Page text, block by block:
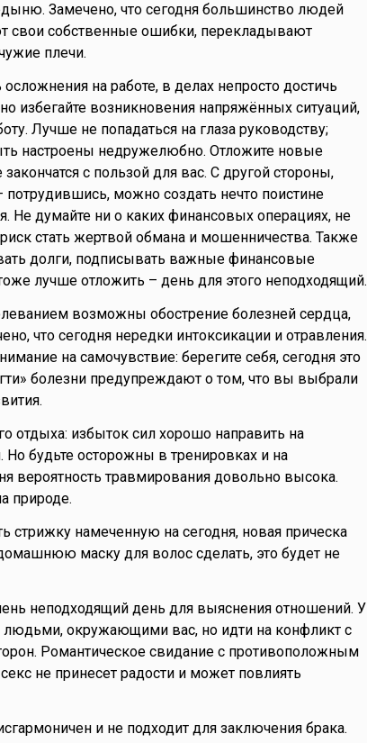
Замечено, что сегодня большинство людей
свои собственные ошибки, перекладывают
плечи.
на работе, в делах непросто достичь
избегайте возникновения напряжённых ситуаций,
Лучше не попадаться на глаза руководству;
настроены недружелюбно. Отложите новые
с пользой для вас. С другой стороны,
можно создать нечто поистине
Не думайте ни о каких финансовых операциях, не
стать жертвой обмана и мошенничества. Также
долги, подписывать важные финансовые
лучше отложить – день для этого неподходящий.
возможны обострение болезней сердца,
что сегодня нередки интоксикации и отравления.
на самочувствие: берегите себя, сегодня это
болезни предупреждают о том, что вы выбрали
отдыха: избыток сил хорошо направить на
Но будьте осторожны в тренировках и на
вероятность травмирования довольно высока.
природе.
стрижку намеченную на сегодня, новая прическа
маску для волос сделать, это будет не
неподходящий день для выяснения отношений. У
людьми, окружающими вас, но идти на конфликт с
Романтическое свидание с противоположным
не принесет радости и может повлиять
и не подходит для заключения брака.